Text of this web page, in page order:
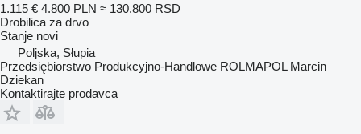
1.115 € 4.800 PLN ≈ 130.800 RSD
Drobilica za drvo
Stanje novi
Poljska, Słupia
Przedsiębiorstwo Produkcyjno-Handlowe ROLMAPOL Marcin
Dziekan
Kontaktirajte prodavca